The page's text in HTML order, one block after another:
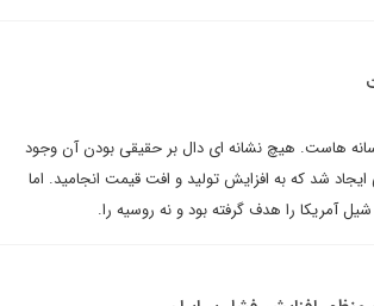
هاست. هیچ نشانه ای دال بر حقیقی بودن آن وجود
شد که به افزایش تولید و افت قیمت انجامید. اما
آمریکا را هدف گرفته بود و نه روسیه را.